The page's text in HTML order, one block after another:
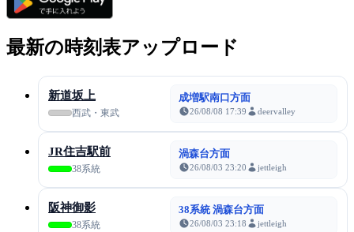
最新の時刻表アップロード
新道坂上
西武・東武
成増駅南口方面
26/08/08 17:39 deervalley
JR住吉駅前
38系統
渦森台方面
26/08/03 23:20 jettleigh
阪神御影
38系統
38系統 渦森台方面
26/08/03 23:18 jettleigh